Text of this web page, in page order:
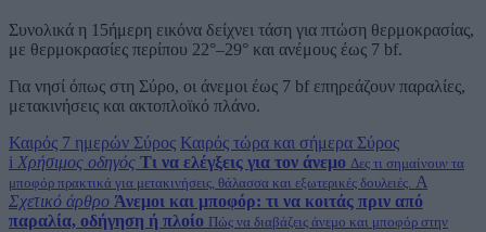
Συνολικά η 15ήμερη εικόνα δείχνει τάση για πτώση θερμοκρασίας,
με θερμοκρασίες περίπου 22°–29° και ανέμους έως 7 bf.
Για νησί όπως στη Σύρο, οι άνεμοι έως 7 bf επηρεάζουν παραλίες,
μετακινήσεις και ακτοπλοϊκό πλάνο.
Καιρός 7 ημερών Σύρος Καιρός τώρα και σήμερα Σύρος
i Χρήσιμος οδηγός Τι να ελέγξεις για τον άνεμο Δες τι σημαίνουν τα
μποφόρ πρακτικά για μετακινήσεις, θάλασσα και εξωτερικές δουλειές. A
Σχετικό άρθρο Άνεμοι και μποφόρ: τι να κοιτάς πριν από
παραλία, οδήγηση ή πλοίο Πώς να διαβάζεις άνεμο και μποφόρ στην